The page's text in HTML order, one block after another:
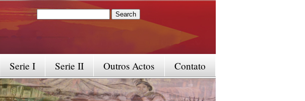
Search form
Contato
Outros Actos
Serie II
Serie I